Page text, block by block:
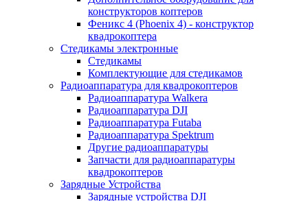
конструкторов коптеров
Феникс 4 (Phoenix 4) - конструктор
квадрокоптера
Cтедикамы электронные
Стедикамы
Комплектующие для стедикамов
Радиоаппаратура для квадрокоптеров
Радиоаппаратура Walkera
Радиоаппаратура DJI
Радиоаппаратура Futaba
Радиоаппаратура Spektrum
Другие радиоаппаратуры
Запчасти для радиоаппаратуры
квадрокоптеров
Зарядные Устройства
Зарядные устройства DJI